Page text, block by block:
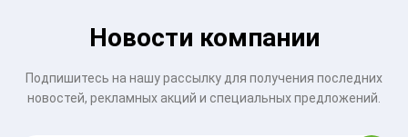
Новости компании
Подпишитесь на нашу рассылку для получения последних
новостей, рекламных акций и специальных предложений.